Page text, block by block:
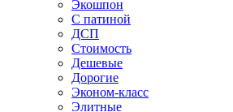
Экошпон
С патиной
ДСП
Стоимость
Дешевые
Дорогие
Эконом-класс
Элитные